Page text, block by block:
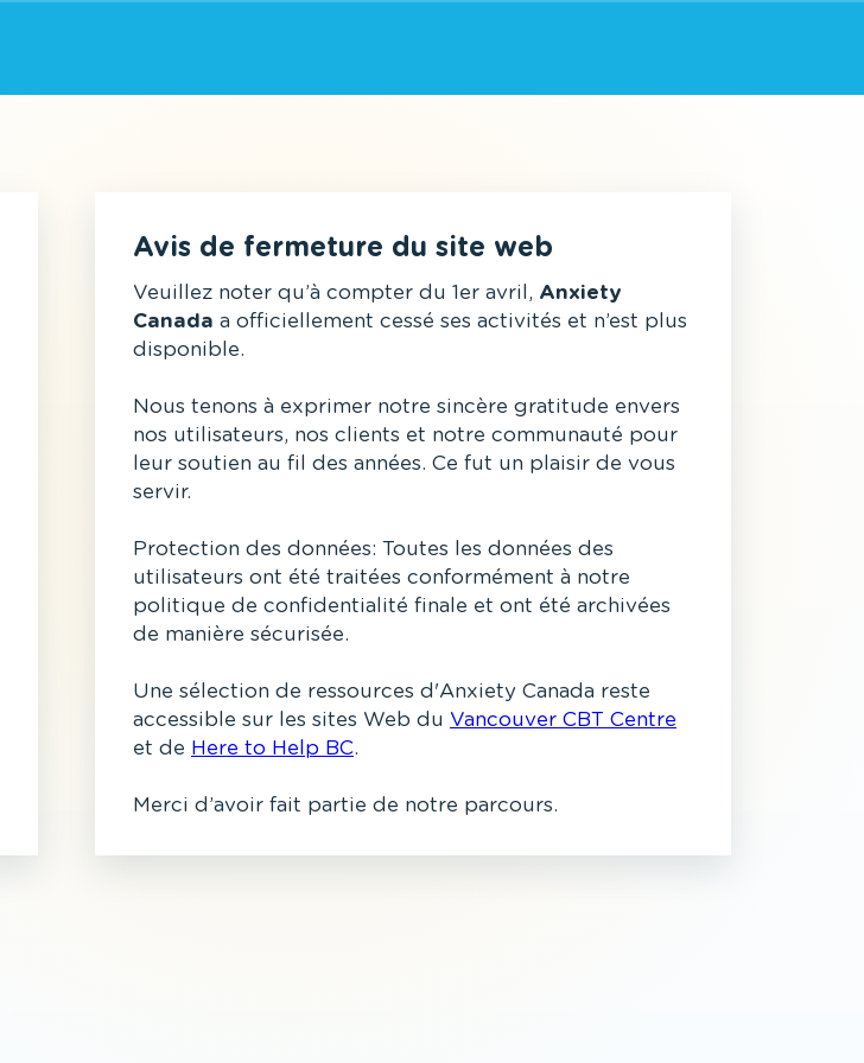
Avis de fermeture du site web
Veuillez noter qu’à compter du 1er avril, Anxiety
Canada a officiellement cessé ses activités et n’est plus
disponible.
Nous tenons à exprimer notre sincère gratitude envers
nos utilisateurs, nos clients et notre communauté pour
leur soutien au fil des années. Ce fut un plaisir de vous
servir.
Protection des données: Toutes les données des
utilisateurs ont été traitées conformément à notre
politique de confidentialité finale et ont été archivées
de manière sécurisée.
Une sélection de ressources d'Anxiety Canada reste
accessible sur les sites Web du Vancouver CBT Centre
et de Here to Help BC.
Merci d’avoir fait partie de notre parcours.